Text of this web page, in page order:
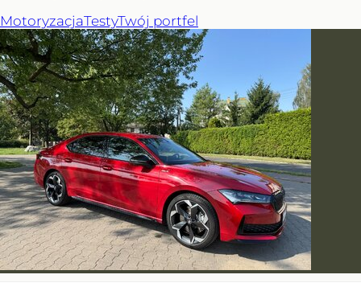
MotoryzacjaTestyTwój portfel